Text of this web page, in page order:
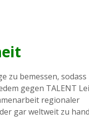
zu bemessen,
gegen TALENT
regionaler
gar weltweit zu